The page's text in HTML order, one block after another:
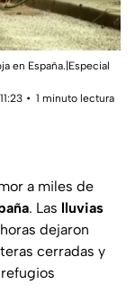
en España.|Especial
1 minuto lectura
a miles de
. Las lluvias
dejaron
cerradas y